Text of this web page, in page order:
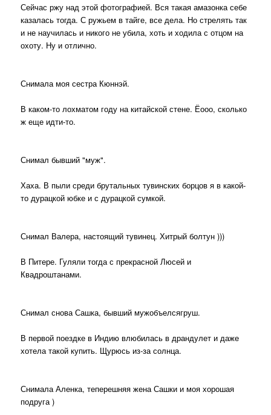
Сейчас ржу над этой фотографией. Вся такая амазонка себе
казалась тогда. С ружьем в тайге, все дела. Но стрелять так
и не научилась и никого не убила, хоть и ходила с отцом на
охоту. Ну и отлично.
Снимала моя сестра Кюннэй.
В каком-то лохматом году на китайской стене. Ёооо, сколько
ж еще идти-то.
Снимал бывший "муж".
Хаха. В пыли среди брутальных тувинских борцов я в какой-
то дурацкой юбке и с дурацкой сумкой.
Снимал Валера, настоящий тувинец. Хитрый болтун )))
В Питере. Гуляли тогда с прекрасной Люсей и
Квадроштанами.
Снимал снова Сашка, бывший мужобъелсягруш.
В первой поездке в Индию влюбилась в драндулет и даже
хотела такой купить. Щурюсь из-за солнца.
Снимала Аленка, теперешняя жена Сашки и моя хорошая
подруга )